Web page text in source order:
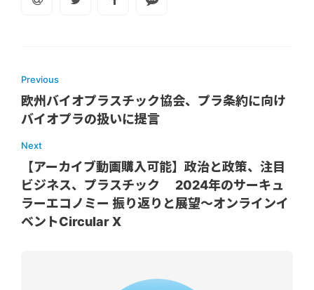
Previous
欧州バイオプラスチック協会、プラ条約に向け
バイオプラの扱いに提言
Next
【アーカイブ動画購入可能】政治と政策、注目
ビジネス、プラスチック 2024年のサーキュ
ラーエコノミー 振り返りと展望～オンラインイ
ベントCircular X